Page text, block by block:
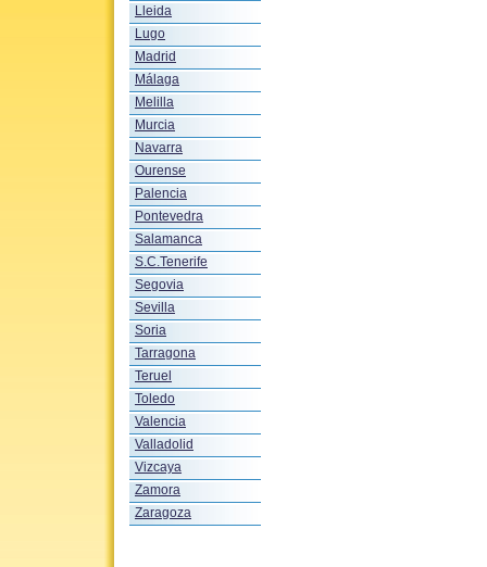
Lleida
Lugo
Madrid
Málaga
Melilla
Murcia
Navarra
Ourense
Palencia
Pontevedra
Salamanca
S.C.Tenerife
Segovia
Sevilla
Soria
Tarragona
Teruel
Toledo
Valencia
Valladolid
Vizcaya
Zamora
Zaragoza